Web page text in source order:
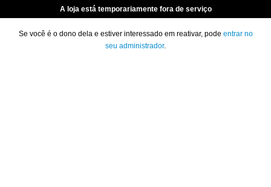
A loja está temporariamente fora de serviço
Se você é o dono dela e estiver interessado em reativar, pode entrar no
seu administrador.